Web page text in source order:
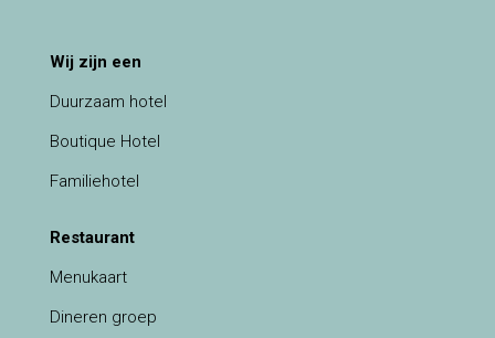
Wij zijn een
Duurzaam hotel
Boutique Hotel
Familiehotel
Restaurant
Menukaart
Dineren groep